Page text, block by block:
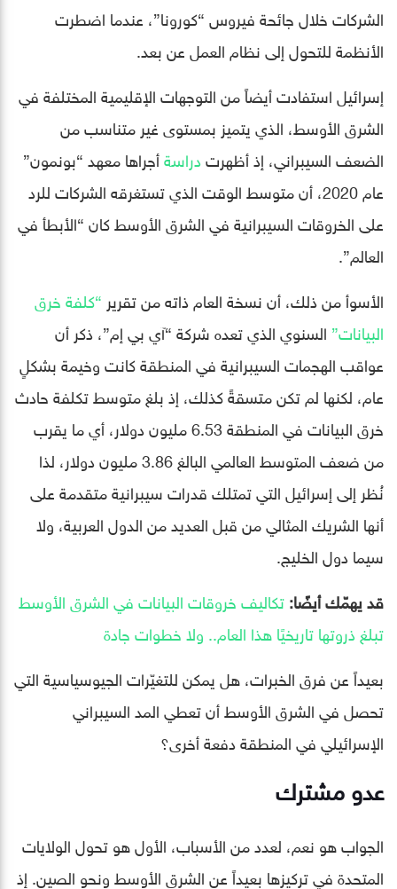
الشركات خلال جائحة فيروس “كورونا”، عندما اضطرت
الأنظمة للتحول إلى نظام العمل عن بعد.
إسرائيل استفادت أيضاً من التوجهات الإقليمية المختلفة في
الشرق الأوسط، الذي يتميز بمستوى غير متناسب من
الضعف السيبراني، إذ أظهرتدراسةأجراها معهد “بونمون”
عام 2020، أن متوسط ​​الوقت الذي تستغرقه الشركات للرد
على الخروقات السيبرانية في الشرق الأوسط كان “الأبطأ في
العالم”.
الأسوأ من ذلك، أن نسخة العام ذاته من تقرير “كلفة خرق
البيانات” السنوي الذي تعده شركة “آي بي إم”، ذكر أن
عواقب الهجمات السيبرانية في المنطقة كانت وخيمة بشكلٍ
عام، لكنها لم تكن متسقةً كذلك، إذ بلغ متوسط ​​تكلفة حادث
خرق البيانات في المنطقة 6.53 مليون دولار، أي ما يقرب
من ضعف المتوسط ​​العالمي البالغ 3.86 مليون دولار، لذا
نُظر إلى إسرائيل التي تمتلك قدرات سيبرانية متقدمة على
أنها الشريك المثالي من قبل العديد من الدول العربية، ولا
سيما دول الخليج.
قد يهمّك أيضًا:تكاليف خروقات البيانات في الشرق الأوسط
تبلغ ذروتها تاريخيًا هذا العام.. ولا خطوات جادة
بعيداً عن فرق الخبرات، هل يمكن للتغيّرات الجيوسياسية التي
تحصل في الشرق الأوسط أن تعطي المد السيبراني
الإسرائيلي في المنطقة دفعة أخرى؟
عدو مشترك
الجواب هو نعم، لعدد من الأسباب، الأول هو تحول الولايات
المتحدة في تركيزها بعيداً عن الشرق الأوسط ونحو الصين. إذ